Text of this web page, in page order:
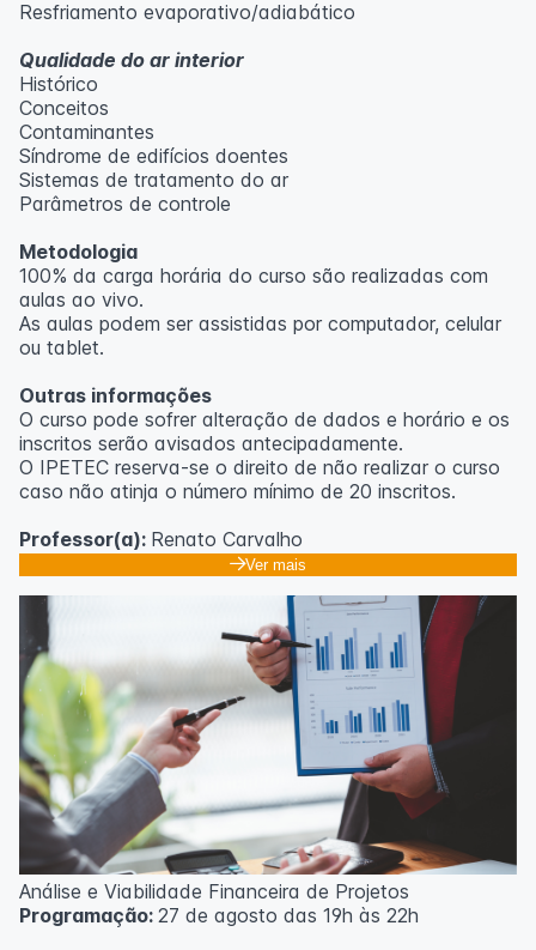
Resfriamento evaporativo/adiabático
Qualidade do ar interior
Histórico
Conceitos
Contaminantes
Síndrome de edifícios doentes
Sistemas de tratamento do ar
Parâmetros de controle
Metodologia
100% da carga horária do curso são realizadas com
aulas ao vivo.
As aulas podem ser assistidas por computador, celular
ou tablet.
Outras informações
O curso pode sofrer alteração de dados e horário e os
inscritos serão avisados ​​antecipadamente.
O IPETEC reserva-se o direito de não realizar o curso
caso não atinja o número mínimo de 20 inscritos.
Professor(a): Renato Carvalho
Ver mais
Análise e Viabilidade Financeira de Projetos
Programação: 27 de agosto das 19h às 22h